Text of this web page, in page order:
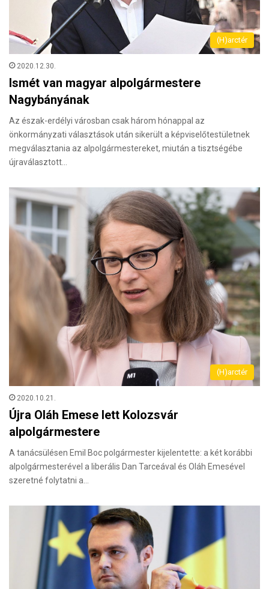
(H)arctér
2020.12.30.
Ismét van magyar alpolgármestere
Nagybányának
Az észak-erdélyi városban csak három hónappal az
önkormányzati választások után sikerült a képviselőtestületnek
megválasztania az alpolgármestereket, miután a tisztségébe
újraválasztott…
(H)arctér
2020.10.21.
Újra Oláh Emese lett Kolozsvár
alpolgármestere
A tanácsülésen Emil Boc polgármester kijelentette: a két korábbi
alpolgármesterével a liberális Dan Tarceával és Oláh Emesével
szeretné folytatni a…